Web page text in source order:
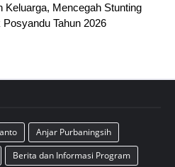
Keluarga, Mencegah Stunting
Tahun 2026
Anjar Purbaningsih
Berita dan Informasi Program